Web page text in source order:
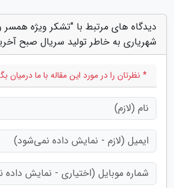
دیدگاه های مرتبط با "تشکر ویژه همسر
شهریاری به خاطر تولید سریال صبح
* نظرتان را در مورد این مقاله با ما درمیان